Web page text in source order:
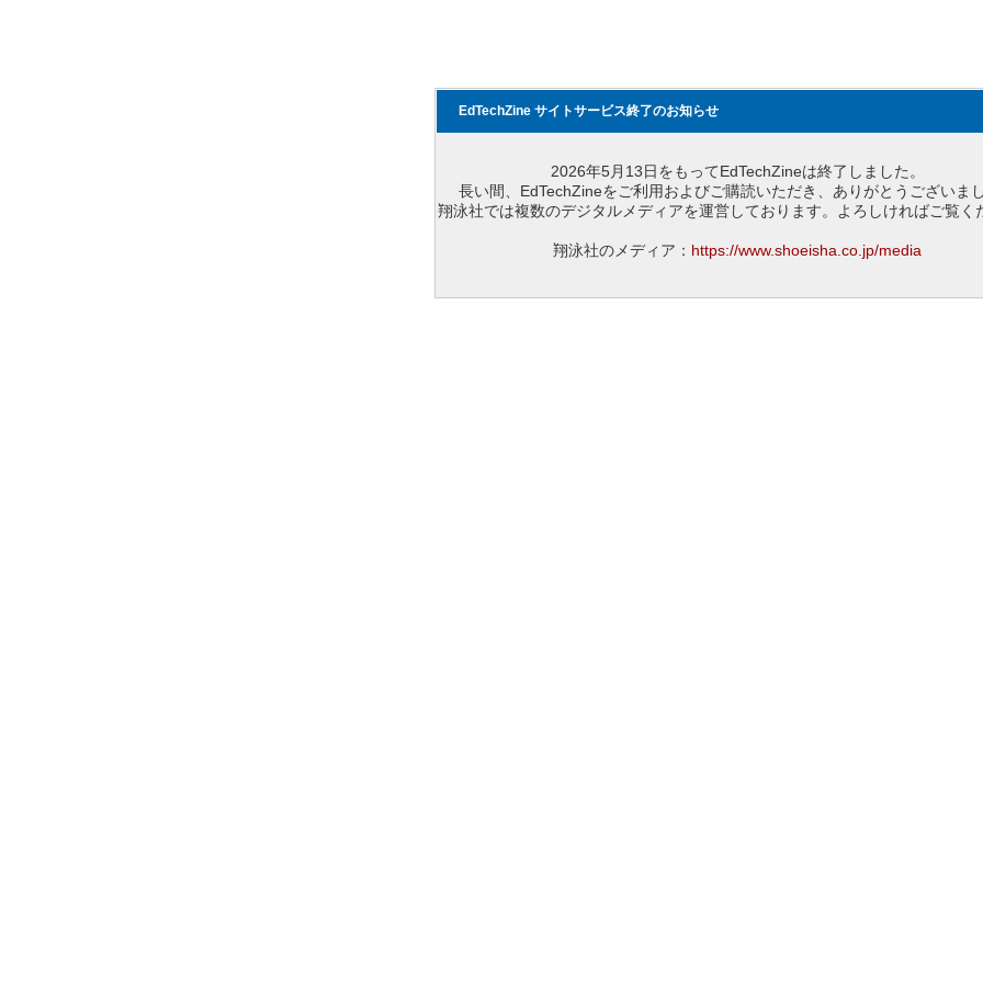
EdTechZine サイトサービス終了のお知らせ
2026年5月13日をもってEdTechZineは終了しました。
長い間、EdTechZineをご利用およびご購読いただき、ありがとうございまし
翔泳社では複数のデジタルメディアを運営しております。よろしければご覧く
翔泳社のメディア： https://www.shoeisha.co.jp/media